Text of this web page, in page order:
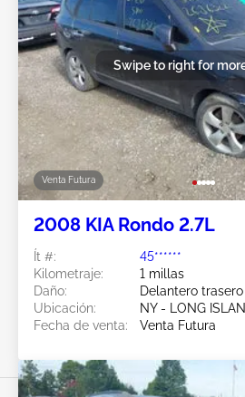
Venta Futura
Swipe to right for
2008 KIA Rondo 2.7L
Ít #:
45******
Kilometraje:
1 millas
Daño:
Delantero trasero
Ubicación:
NY - LONG
Fecha de venta:
Venta Futura